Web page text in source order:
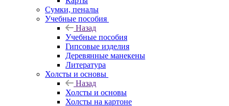
Сумки, пеналы
Учебные пособия
Назад
Учебные пособия
Гипсовые изделия
Деревянные манекены
Литература
Холсты и основы
Назад
Холсты и основы
Холсты на картоне